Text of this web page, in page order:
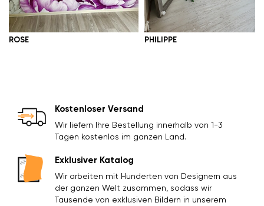
ROSE PHILIPPE
Kostenloser Versand
Wir liefern Ihre Bestellung innerhalb von 1-3
Tagen kostenlos im ganzen Land.
Exklusiver Katalog
Wir arbeiten mit Hunderten von Designern aus
der ganzen Welt zusammen, sodass wir
Tausende von exklusiven Bildern in unserem